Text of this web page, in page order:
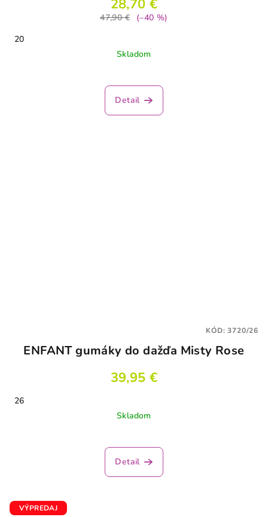
28,70 €
47,90 €
(–40 %)
20
Skladom
Detail
ENFANT gumáky do dažďa Misty Rose
39,95 €
26
Skladom
Detail
KÓD:3720/26
VÝPREDAJ